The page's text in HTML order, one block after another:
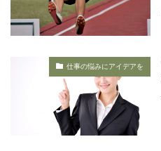
仕事の悩みにアイデアを